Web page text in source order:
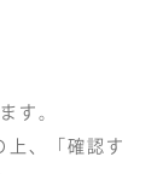
す。
上、「確認す